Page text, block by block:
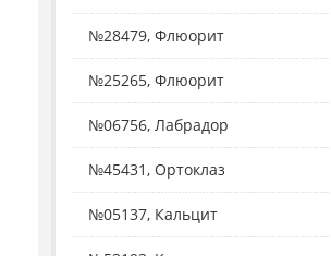
№28479, Флюорит
№25265, Флюорит
№06756, Лабрадор
№45431, Ортоклаз
№05137, Кальцит